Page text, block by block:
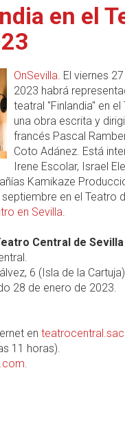
en el
OnSevilla. El viernes
2023 habrá
teatral "Finlandia" en
una obra escrita y
francés Pascal
Coto Adánez. Está
Irene Escolar, Israel
Kamikaze
en el Teatro
en Sevilla.
Central de Sevilla
6 (Isla de la
28 de enero de 2023.
en
11 horas).
.